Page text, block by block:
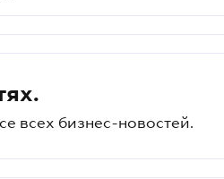
всех бизнес-новостей.